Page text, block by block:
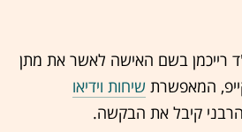
רייכמן בשם האישה לאשר את מתן
המאפשרת שיחות וידיאו
הרבני קיבל את הבקשה.